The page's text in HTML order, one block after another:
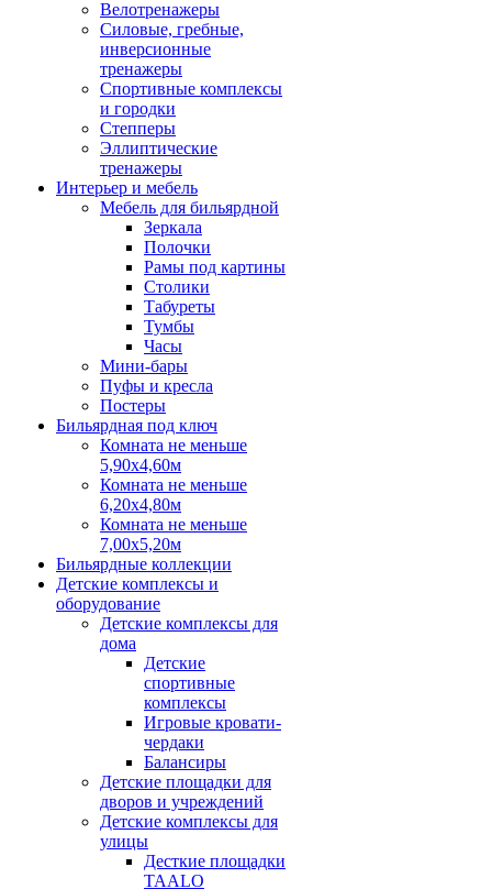
Велотренажеры
Силовые, гребные,
инверсионные
тренажеры
Спортивные комплексы
и городки
Степперы
Эллиптические
тренажеры
Интерьер и мебель
Мебель для бильярдной
Зеркала
Полочки
Рамы под картины
Столики
Табуреты
Тумбы
Часы
Мини-бары
Пуфы и кресла
Постеры
Бильярдная под ключ
Комната не меньше
5,90х4,60м
Комната не меньше
6,20х4,80м
Комната не меньше
7,00х5,20м
Бильярдные коллекции
Детские комплексы и
оборудование
Детские комплексы для
дома
Детские
спортивные
комплексы
Игровые кровати-
чердаки
Балансиры
Детские площадки для
дворов и учреждений
Детские комплексы для
улицы
Десткие площадки
TAALO